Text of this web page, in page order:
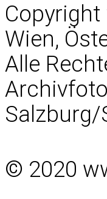
Copyright
Wien,
Alle
Salzburg/
© 2020